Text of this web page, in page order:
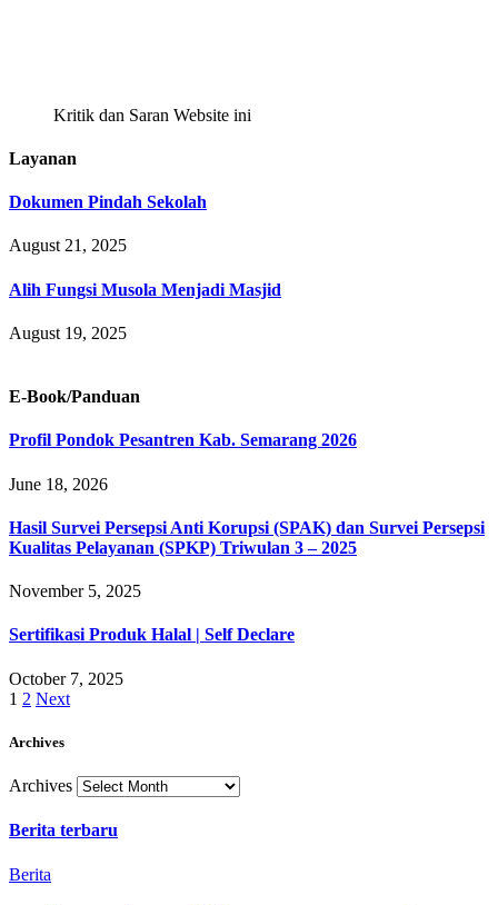
Kritik dan Saran Website ini
Layanan
Dokumen Pindah Sekolah
August 21, 2025
Alih Fungsi Musola Menjadi Masjid
August 19, 2025
E-Book/Panduan
Profil Pondok Pesantren Kab. Semarang 2026
June 18, 2026
Hasil Survei Persepsi Anti Korupsi (SPAK) dan Survei Persepsi
Kualitas Pelayanan (SPKP) Triwulan 3 – 2025
November 5, 2025
Sertifikasi Produk Halal | Self Declare
October 7, 2025
1 2 Next
Archives
Archives
Berita terbaru
Berita